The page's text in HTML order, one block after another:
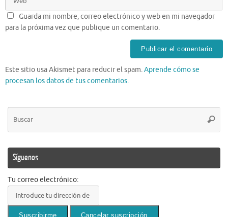
Guarda mi nombre, correo electrónico y web en mi navegador
para la próxima vez que publique un comentario.
Este sitio usa Akismet para reducir el spam.Aprende cómo se
procesan los datos de tus comentarios.
Síguenos
Tu correo electrónico: